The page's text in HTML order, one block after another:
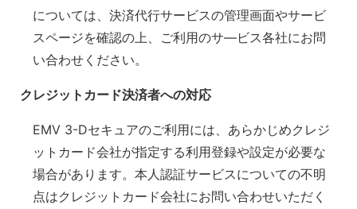
については、決済代行サービスの管理画面やサービ
スページを確認の上、ご利用のサ―ビス各社にお問
い合わせください。
クレジットカード決済者への対応
EMV 3-Dセキュアのご利用には、あらかじめクレジ
ットカード会社が指定する利用登録や設定が必要な
場合があります。本人認証サービスについての不明
点はクレジットカード会社にお問い合わせいただく